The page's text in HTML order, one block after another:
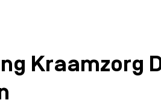
Kraamzorg